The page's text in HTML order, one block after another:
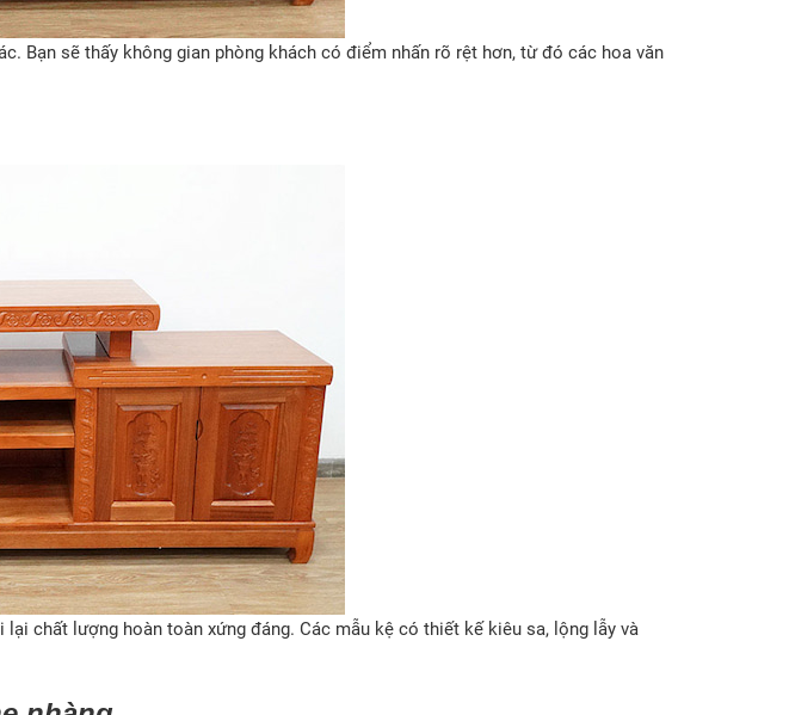
Bạn sẽ thấy không gian phòng khách có điểm nhấn rõ rệt hơn, từ đó các hoa văn
chất lượng hoàn toàn xứng đáng. Các mẫu kệ có thiết kế kiêu sa, lộng lẫy và